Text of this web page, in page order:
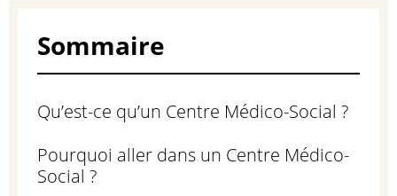
Sommaire
Qu’est-ce qu’un Centre Médico-Social ?
Pourquoi aller dans un Centre Médico-
Social ?